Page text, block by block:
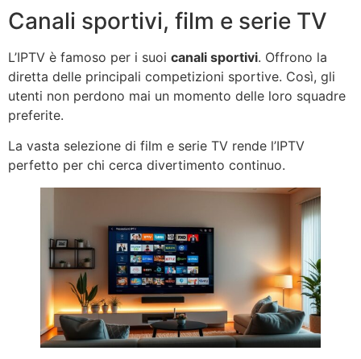
Canali sportivi, film e serie TV
L’IPTV è famoso per i suoi canali sportivi. Offrono la
diretta delle principali competizioni sportive. Così, gli
utenti non perdono mai un momento delle loro squadre
preferite.
La vasta selezione di film e serie TV rende l’IPTV
perfetto per chi cerca divertimento continuo.